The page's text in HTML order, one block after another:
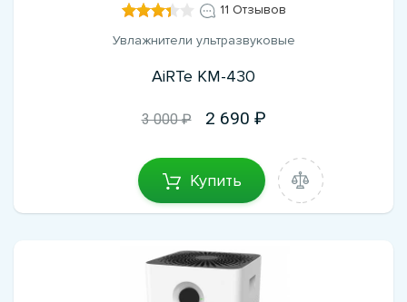
11 Отзывов
Увлажнители ультразвуковые
AiRTe KM-430
3 000 ₽ 2 690
Купить